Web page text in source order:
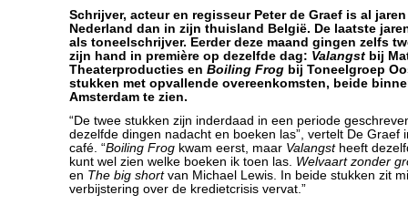
Schrijver, acteur en regisseur Peter de Graef is al
Nederland dan in zijn thuisland België. De laatste
als toneelschrijver. Eerder deze maand gingen zelfs
zijn hand in première op dezelfde dag: Valangst bij
Theaterproducties en Boiling Frog bij Toneelgroep
stukken met opvallende overeenkomsten, beide
Amsterdam te zien.
“De twee stukken zijn inderdaad in een periode
dezelfde dingen nadacht en boeken las”, vertelt De Graef
café. “Boiling Frog kwam eerst, maar Valangstheeft
kunt wel zien welke boeken ik toen las. Welvaart zonder
en The big shortvan Michael Lewis. In beide stukken zit
verbijstering over de kredietcrisis vervat.”